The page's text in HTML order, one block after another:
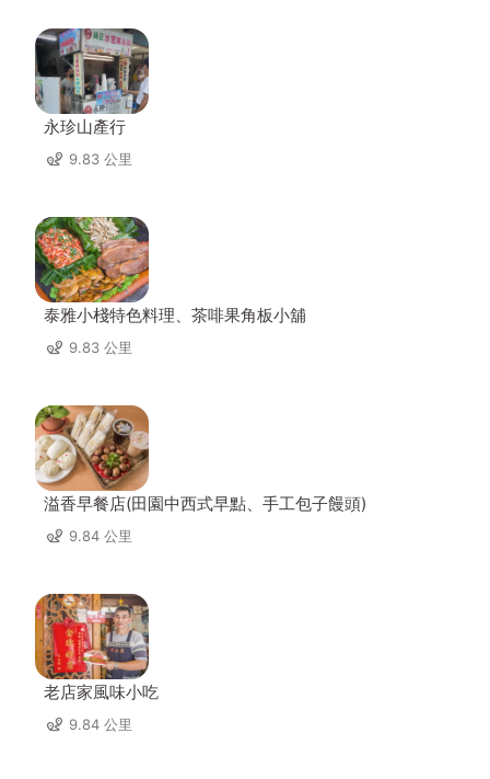
永珍山產行
9.83 公里
泰雅小棧特色料理、茶啡果角板小舖
9.83 公里
溢香早餐店(田園中西式早點、手工包子饅頭)
9.84 公里
老店家風味小吃
9.84 公里